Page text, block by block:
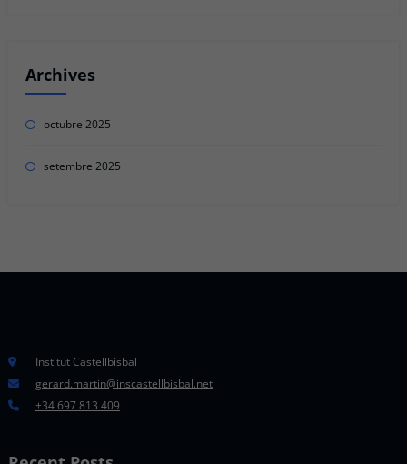
Archives
octubre 2025
setembre 2025
Institut Castellbisbal
gerard.martin@inscastellbisbal.net
+34 697 813 409